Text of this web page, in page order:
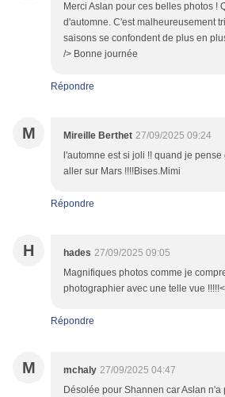
Merci Aslan pour ces belles photos !
d'automne. C'est malheureusement
saisons se confondent de plus en
/> Bonne journée
Répondre
M Mireille Berthet 27/09/2025 09:24
l'automne est si joli !! quand je
aller sur Mars !!!!Bises.Mimi
Répondre
H hades 27/09/2025 09:05
Magnifiques photos comme je
photographier avec une telle vue
Répondre
M mchaly 27/09/2025 04:47
Désolée pour Shannen car Aslan